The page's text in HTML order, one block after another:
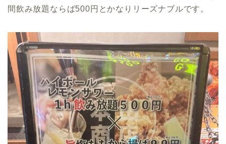
間飲み放題ならば500円とかなりリーズナブルです。